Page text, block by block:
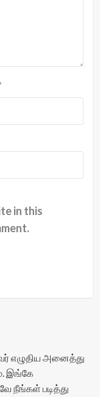
in this
எழுதிய அனைத்து
இங்கே
படித்து